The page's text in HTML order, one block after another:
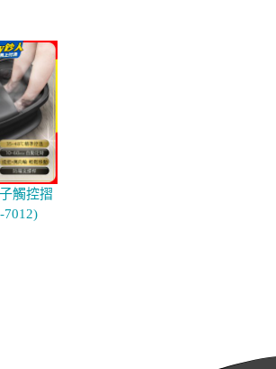
觸控摺
7012)